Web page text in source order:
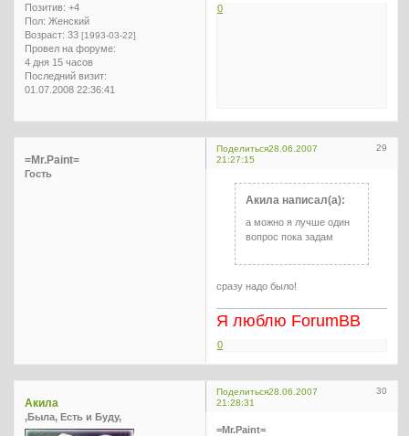
Позитив: +4
Пол: Женский
Возраст: 33 [1993-03-22]
Провел на форуме:
4 дня 15 часов
Последний визит:
01.07.2008 22:36:41
0
Поделиться 29
28.06.2007
21:27:15
=Mr.Paint=
Гость
Акила написал(а):
а можно я лучше один
вопрос пока задам
сразу надо было!
Я люблю ForumBB
0
Поделиться 30
28.06.2007
21:28:31
Акила
,Была, Есть и Буду,
=Mr.Paint=